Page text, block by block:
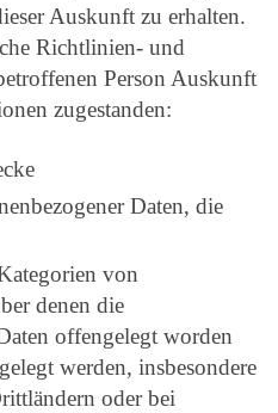
Auskunft zu erhalten.
Richtlinien- und
Person Auskunft
zugestanden:
Daten, die
von
denen die
offengelegt worden
werden, insbesondere
oder bei